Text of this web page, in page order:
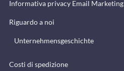
Informativa privacy Email Marketing
Riguardo a noi
Unternehmensgeschichte
Costi di spedizione